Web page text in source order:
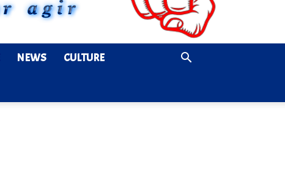
NEWS CULTURE